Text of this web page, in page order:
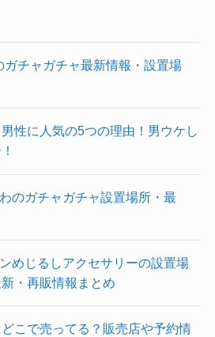
ガチャガチャ最新情報・設置場
性に人気の5つの理由！男ウケし
のガチャガチャ設置場所・最
めじるしアクセサリーの設置場
・再販情報まとめ
こで売ってる？販売店や予約情